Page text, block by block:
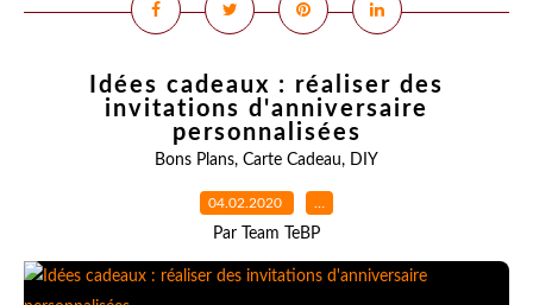
Idées cadeaux : réaliser des
invitations d'anniversaire
personnalisées
Bons Plans, Carte Cadeau, DIY
04.02.2020 …
Par Team TeBP